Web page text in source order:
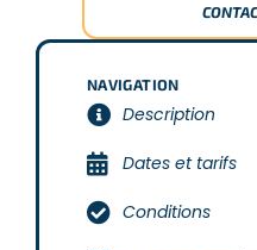
NAVIGATION
Description
Dates et tarifs
Conditions